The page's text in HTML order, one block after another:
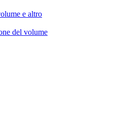
e altro
del volume